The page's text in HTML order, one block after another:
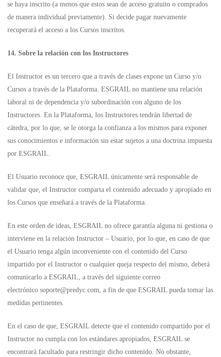
se haya inscrito (a menos que estos sean de acceso gratuito o comprados
de manera individual previamente). Si decide pagar nuevamente
recuperará el acceso a los Cursos inscritos.
14. Sobre la relación con los Instructores
El Instructor es un tercero que a través de clases expone un Curso y/o
Cursos a través de la Plataforma. ESGRAIL no mantiene una relación
laboral ni de dependencia y/o subordinación con alguno de los
Instructores. En la Plataforma, los Instructores tendrán libertad de
cátedra, por lo que, se le otorga la confianza a los mismos para exponer
sus conocimientos e información sin estar sujetos a una doctrina impuesta
por ESGRAIL.
El Usuario reconoce que, ESGRAIL únicamente será responsable de
validar que, el Instructor comparta el contenido adecuado y apropiado en
los Cursos que enseñará a través de la Plataforma.
En este orden de ideas, ESGRAIL no ofrece garantía alguna ni gestiona o
interviene en la relación Instructor – Usuario, por lo que, en caso de que
el Usuario tenga algún inconveniente con el contenido del Curso
impartido por el Instructor o cualquier queja respecto del mismo, deberá
comunicarlo a ESGRAIL, a través del siguiente correo
electrónico soporte@predyc.com, a fin de que ESGRAIL pueda tomar las
medidas pertinentes.
En el caso de que, ESGRAIL detecte que el contenido compartido por el
Instructor no cumpla con los estándares apropiados, ESGRAIL se
encontrará facultado para restringir dicho contenido. No obstante,